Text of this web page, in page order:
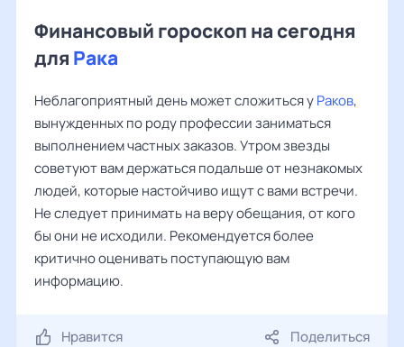
Финансовый гороскоп на сегодня
для Рака
Неблагоприятный день может сложиться уРаков,
вынужденных по роду профессии заниматься
выполнением частных заказов. Утром звезды
советуют вам держаться подальше от незнакомых
людей, которые настойчиво ищут с вами встречи.
Не следует принимать на веру обещания, от кого
бы они не исходили. Рекомендуется более
критично оценивать поступающую вам
информацию.
Нравится Поделиться